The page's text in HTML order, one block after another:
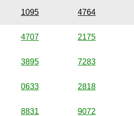
1095 4764
4707 2175
3895 7283
0633 2818
8831 9072